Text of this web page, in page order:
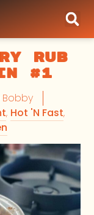
Rub
#1
Bobby
, Hot 'N Fast,